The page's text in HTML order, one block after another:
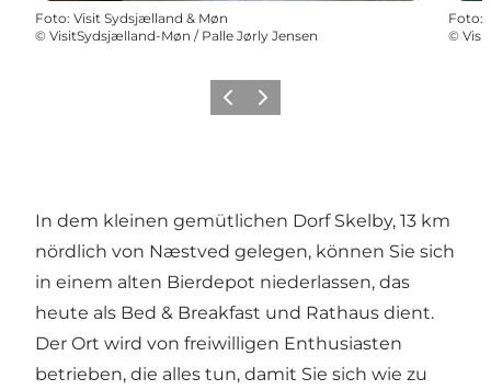
Foto: Visit Sydsjælland & Møn
© VisitSydsjælland-Møn / Palle Jørly Jensen
Foto:
©
ZurückWeiter
In dem kleinen gemütlichen Dorf Skelby, 13 km
nördlich von Næstved gelegen, können Sie sich
in einem alten Bierdepot niederlassen, das
heute als Bed & Breakfast und Rathaus dient.
Der Ort wird von freiwilligen Enthusiasten
betrieben, die alles tun, damit Sie sich wie zu